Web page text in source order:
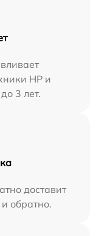
HP и
3 лет.
доставит
обратно.